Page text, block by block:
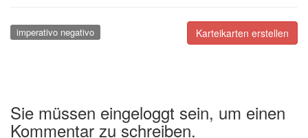
Karteikarten erstellen
imperativo negativo
Sie müssen eingeloggt sein, um einen
Kommentar zu schreiben.